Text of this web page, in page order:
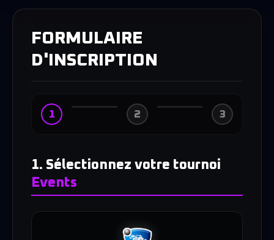
FORMULAIRE
D'INSCRIPTION
1 2 3
1. Sélectionnez votre tournoi
Events